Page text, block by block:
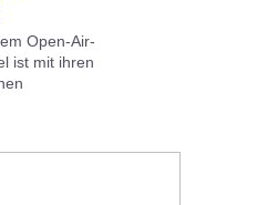
Open-Air-
ist mit ihren